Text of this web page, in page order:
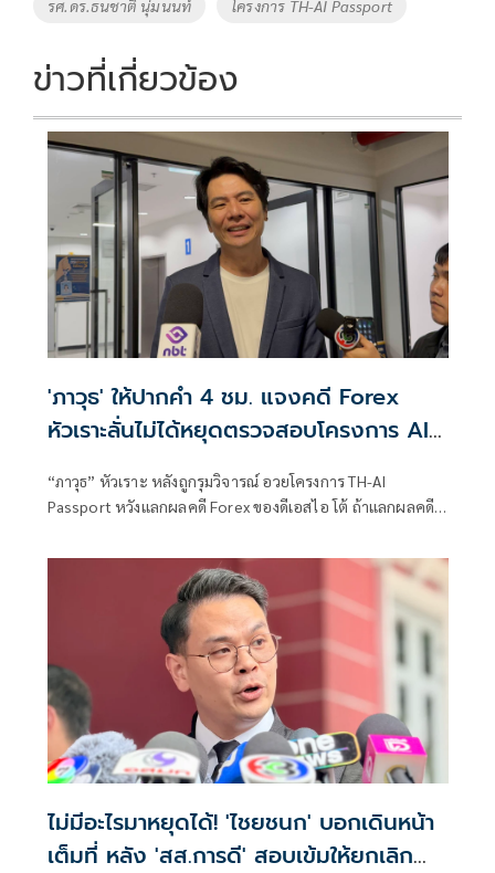
รศ.ดร.ธนชาติ นุ่มนนท์ โครงการ TH-AI Passport
ข่าวที่เกี่ยวข้อง
'ภาวุธ' ให้ปากคำ 4 ชม. แจงคดี Forex
หัวเราะลั่นไม่ได้หยุดตรวจสอบโครงการ AI
“ภาวุธ” หัวเราะ หลังถูกรุมวิจารณ์ อวยโครงการ TH-AI
Passport หวังแลกผลคดี Forex ของดีเอสไอ โต้ ถ้าแลกผลคดี
งานประชุมคณะอนุฯหลายชุด เผยยังมีเพื่อน สส.รายอื่นของ
พรรคประชาชน รับผิดชอบโดยตรงอยู่แล้ว
ไม่มีอะไรมาหยุดได้! 'ไชยชนก' บอกเดินหน้า
เต็มที่ หลัง 'สส.การดี' สอบเข้มให้ยกเลิก